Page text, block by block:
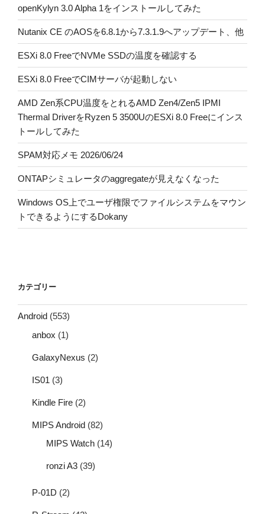
openKylyn 3.0 Alpha 1をインストールしてみた
Nutanix CE のAOSを6.8.1から7.3.1.9へアップデート、他
ESXi 8.0 FreeでNVMe SSDの温度を確認する
ESXi 8.0 FreeでCIMサーバが起動しない
AMD Zen系CPU温度をとれるAMD Zen4/Zen5 IPMI
Thermal DriverをRyzen 5 3500UのESXi 8.0 Freeにインス
トールしてみた
SPAM対応メモ 2026/06/24
ONTAPシミュレータのaggregateが見えなくなった
Windows OS上でユーザ権限でファイルシステムをマウン
トできるようにするDokany
カテゴリー
Android (553)
anbox (1)
GalaxyNexus (2)
IS01 (3)
Kindle Fire (2)
MIPS Android (82)
MIPS Watch (14)
ronzi A3 (39)
P-01D (2)